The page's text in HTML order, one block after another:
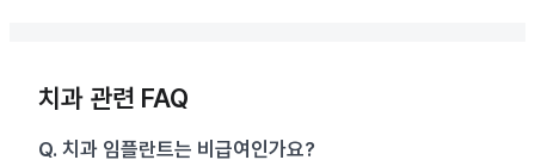
치과 관련 FAQ
Q. 치과 임플란트는 비급여인가요?